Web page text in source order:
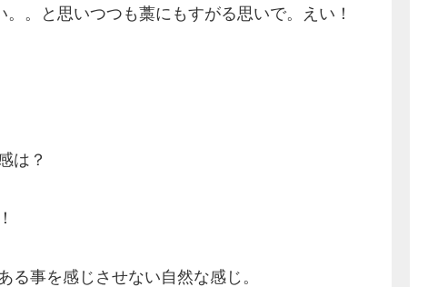
。と思いつつも藁にもすがる思いで。えい！
は？
る事を感じさせない自然な感じ。